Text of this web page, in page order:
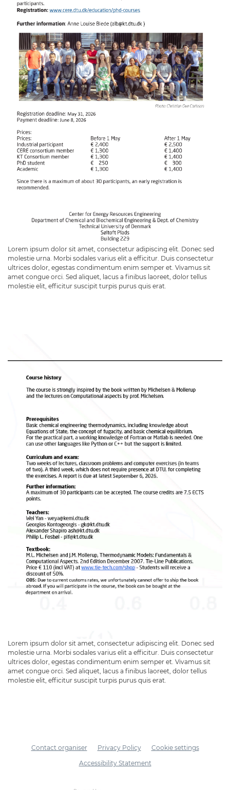
Lorem ipsum dolor sit amet, consectetur adipiscing elit. Donec sed
molestie urna. Morbi sodales varius elit a efficitur. Duis consectetur
ultrices dolor, egestas condimentum enim semper et. Vivamus sit
amet congue orci. Sed aliquet, lacus a finibus laoreet, dolor tellus
molestie elit, efficitur suscipit turpis purus quis erat.
Lorem ipsum dolor sit amet, consectetur adipiscing elit. Donec sed
molestie urna. Morbi sodales varius elit a efficitur. Duis consectetur
ultrices dolor, egestas condimentum enim semper et. Vivamus sit
amet congue orci. Sed aliquet, lacus a finibus laoreet, dolor tellus
molestie elit, efficitur suscipit turpis purus quis erat.
Contact organiser Privacy Policy
Cookie settings
Accessibility Statement